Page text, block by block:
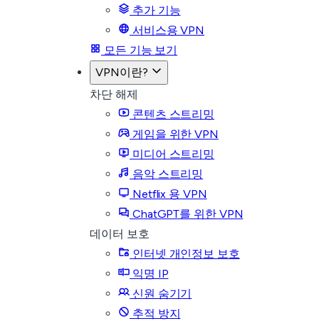
추가 기능
서비스용 VPN
모든 기능 보기
VPN이란?
차단 해제
콘텐츠 스트리밍
게임을 위한 VPN
미디어 스트리밍
음악 스트리밍
Netflix 용 VPN
ChatGPT를 위한 VPN
데이터 보호
인터넷 개인정보 보호
익명 IP
신원 숨기기
추적 방지